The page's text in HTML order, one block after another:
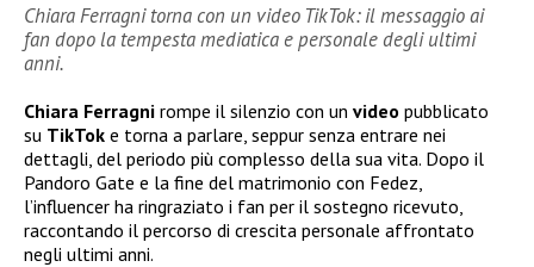
Chiara Ferragni torna con un video TikTok: il messaggio ai
fan dopo la tempesta mediatica e personale degli ultimi
anni.
Chiara Ferragni rompe il silenzio con un video pubblicato
su TikTok e torna a parlare, seppur senza entrare nei
dettagli, del periodo più complesso della sua vita. Dopo il
Pandoro Gate e la fine del matrimonio con Fedez,
l’influencer ha ringraziato i fan per il sostegno ricevuto,
raccontando il percorso di crescita personale affrontato
negli ultimi anni.